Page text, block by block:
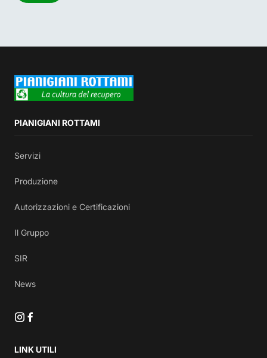
PIANIGIANI ROTTAMI
Servizi
Produzione
Autorizzazioni e Certificazioni
Il Gruppo
SIR
News
LINK UTILI